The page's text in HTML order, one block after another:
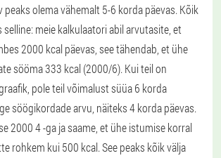
olema vähemalt 5-6 korda päevas. Kõik
selline: meie kalkulaatori abil arvutasite, et
2000 kcal päevas, see tähendab, et ühe
sööma 333 kcal (2000/6). Kui teil on
pole teil võimalust süüa 6 korda
söögikordade arvu, näiteks 4 korda päevas.
2000 4 -ga ja saame, et ühe istumise korral
rohkem kui 500 kcal. See peaks kõik välja